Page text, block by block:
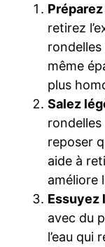
Préparez
retirez
rondelles
même
plus
Salez
rondelles
reposer
aide à
améliore
Essuyez
avec du
l’eau qui